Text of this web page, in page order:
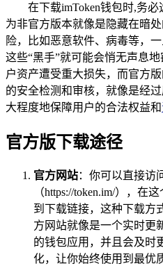
在下载imToken钱包时,务
为非官方版本就像是隐藏在暗
险，比如恶意软件、病毒等，
这些“黑手”就可能会悄无声息
户资产遭受重大损失，而官方
的安全检测和审核，就像是经
大程度地保障用户的合法权益和
官方版下载途径
官方网站：你可以直接访
（https://token.im/），在
到下载链接，这种下载方
方网站就像是一个实时更
的钱包应用，并且会及时
化，让你始终使用到最优